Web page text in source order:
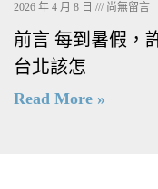
2026 年 4 月 8 日 尚無留言
前言 每到暑假，
台北該怎
Read More »